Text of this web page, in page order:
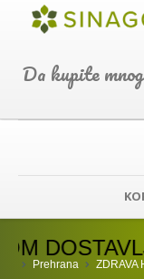
Da kupite
SHOP
PREHRANA
Prehrana ZDRAVA